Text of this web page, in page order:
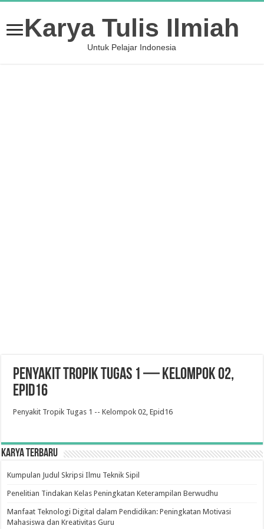
Karya Tulis Ilmiah
Untuk Pelajar Indonesia
Penyakit Tropik Tugas 1 — Kelompok 02,
Epid16
Penyakit Tropik Tugas 1 -- Kelompok 02, Epid16
Karya Terbaru
Kumpulan Judul Skripsi Ilmu Teknik Sipil
Penelitian Tindakan Kelas Peningkatan Keterampilan Berwudhu
Manfaat Teknologi Digital dalam Pendidikan: Peningkatan Motivasi
Mahasiswa dan Kreativitas Guru